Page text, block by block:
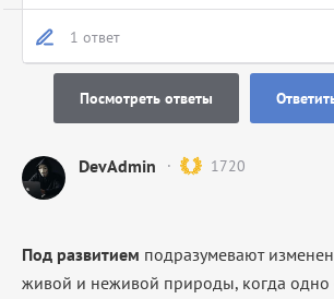
1 ответ
Посмотреть ответы
DevAdmin 1720
Под развитием подразумевают
живой и неживой природы, когда одно